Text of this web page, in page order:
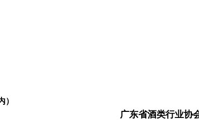
）
广东省酒类行业协